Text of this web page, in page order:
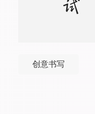
创意书写